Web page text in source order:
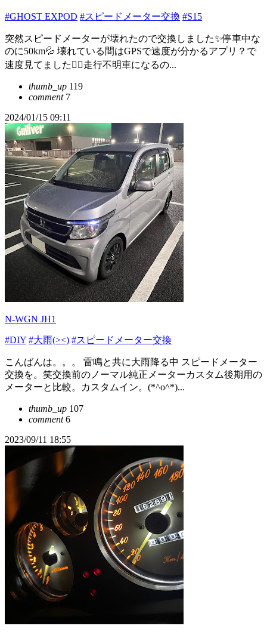
#GHOST EXPOD #スピードメーター交換 #S15
突然スピードメーターが壊れたので交換しました✨停車中な
のに50km💦 壊れている間はGPSで速度が分かるアプリ？で
速度見てました🙆‍♀️走行不明車になるの...
thumb_up 119
comment7
2024/01/15 09:11
N-WGN JH1
#DIY #大雨(><) #スピードメーター交換
こんばんは。。。 雷鳴と共に大雨降る中 スピードメーター
交換を。笑交換前のノーマル純正メーターカスタム後期用の
メーターと比較。カスタムイン。(*^o^*)...
thumb_up 107
comment6
2023/09/11 18:55